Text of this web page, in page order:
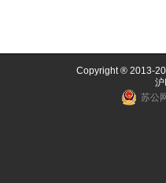
Copyright ® 2013-
苏公